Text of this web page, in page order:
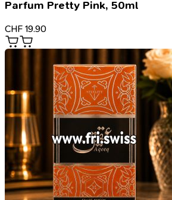
Parfum Pretty Pink, 50ml
CHF 19.90